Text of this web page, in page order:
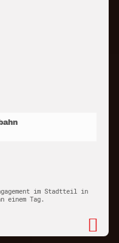
im Stadtteil in
einem Tag.